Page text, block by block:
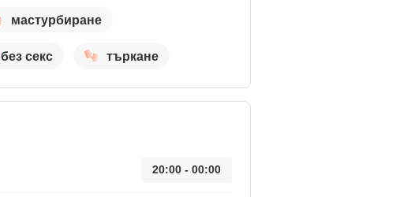
мастурбиране
без секс търкане
20:00 - 00:00